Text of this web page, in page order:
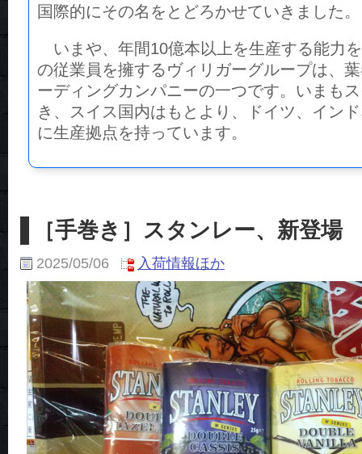
国際的にその名をとどろかせていきました。
いまや、年間10億本以上を生産する能力
の従業員を擁するヴィリガーグループは、
ーディングカンパニーの一つです。いまも
き、スイス国内はもとより、ドイツ、イン
に生産拠点を持っています。
［手巻き］スタンレー、新登場
2025/05/06 入荷情報ほか